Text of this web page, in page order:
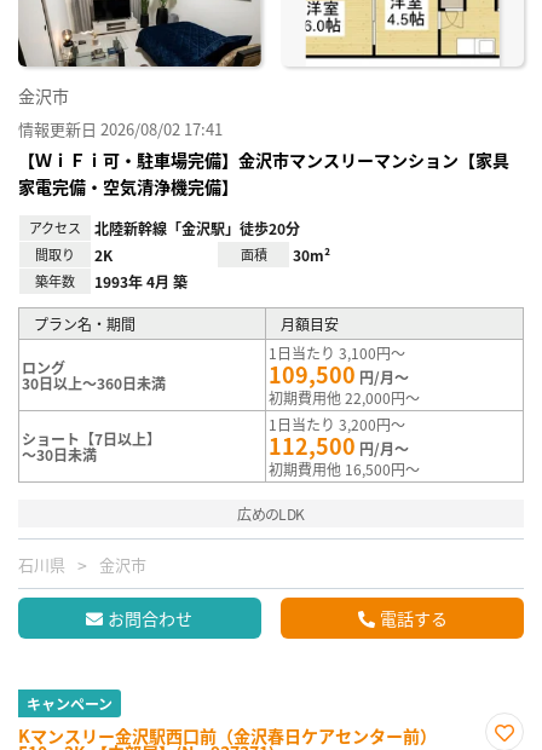
金沢市
情報更新日 2026/08/02 17:41
【ＷｉＦｉ可・駐車場完備】金沢市マンスリーマンション【家具
家電完備・空気清浄機完備】
アクセス 北陸新幹線「金沢駅」徒歩20分
間取り 2K 面積 30m²
築年数 1993年 4月 築
プラン名・期間 月額目安
ロング
30日以上～360日未満
1日当たり 3,100円～
109,500 円/月～
初期費用他 22,000円～
ショート【7日以上】
～30日未満
1日当たり 3,200円～
112,500 円/月～
初期費用他 16,500円～
広めのLDK
石川県 金沢市
お問合わせ 電話する
キャンペーン
Kマンスリー金沢駅西口前（金沢春日ケアセンター前）